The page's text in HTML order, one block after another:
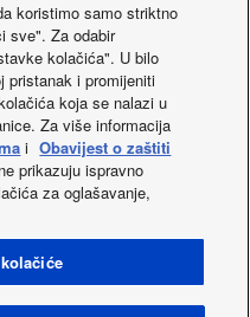
Aplikacija
Comfort Cloud
Youtube
LinkedIn
kolačića
Data act
koristimo samo striktno
sve". Za odabir
kolačića". U bilo
pristanak i promijeniti
koja se nalazi u
Za više informacija
i Obavijest o zaštiti
prikazuju ispravno
za oglašavanje,